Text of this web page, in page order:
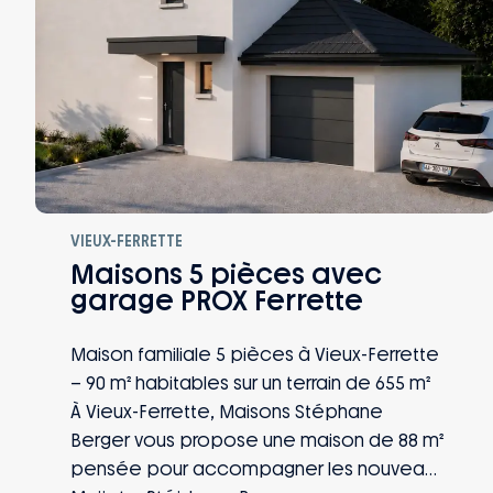
VIEUX-FERRETTE
Maisons 5 pièces avec
garage PROX Ferrette
Maison familiale 5 pièces à Vieux-Ferrette
– 90 m² habitables sur un terrain de 655 m²
À Vieux-Ferrette, Maisons Stéphane
Berger vous propose une maison de 88 m²
pensée pour accompagner les nouveaux